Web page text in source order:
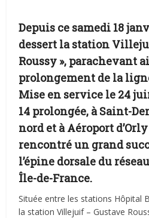
Depuis ce samedi 18
dessert la station
Roussy », parachevant
prolongement de la
Mise en service le 24
14 prolongée, à Saint-
nord et à Aéroport
rencontré un grand
l’épine dorsale du
Île-de-France.
Située entre les stations Hôpital
la station Villejuif – Gustave